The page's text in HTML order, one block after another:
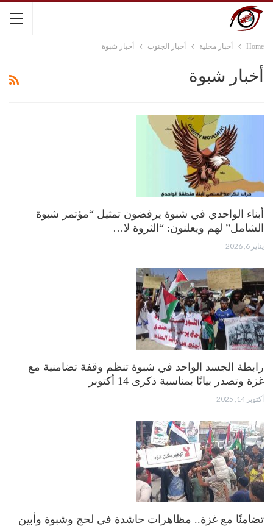
Home أخبار محلية أخبار الجنوب أخبار شبوة
أخبار شبوة
أبناء الواحدي في شبوة يرفضون تمثيل “مؤتمر شبوة
الشامل” لهم ويعلنون: “الثروة لا…
يناير 6, 2026
رابطة الجسد الواحد في شبوة تنظم وقفة تضامنية مع
غزة وتصدر بيانًا بمناسبة ذكرى 14 أكتوبر
أكتوبر 14, 2025
تضامنًا مع غزة.. مظاهرات حاشدة في لحج وشبوة وأبين